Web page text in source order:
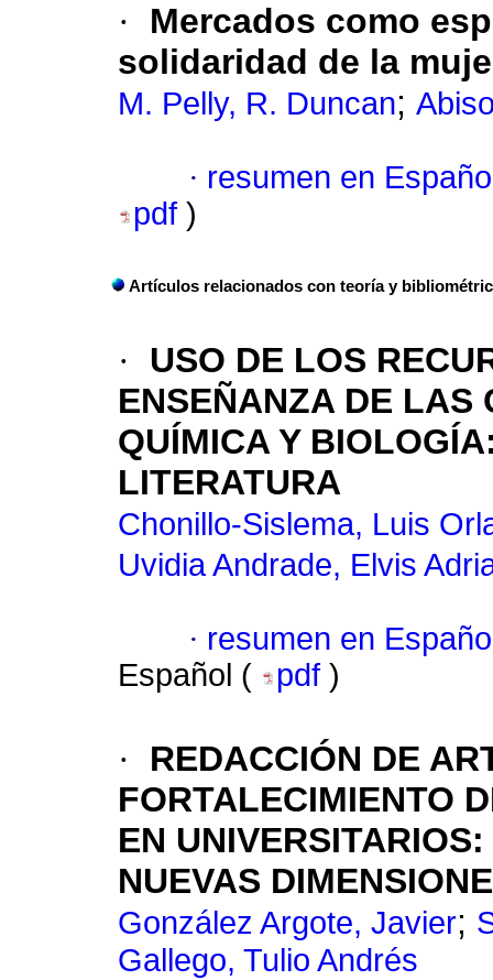
·
Mercados como
solidaridad de la
M. Pelly, R. Duncan;
· resumen en
pdf )
Artículos relacionados con teoría y
·
USO DE LOS
ENSEÑANZA DE LAS
QUÍMICA Y
LITERATURA
Chonillo-Sislema, Luis
Uvidia Andrade, Elvis
· resumen en
Español (
pdf )
·
REDACCIÓN DE
FORTALECIMIENTO
EN
NUEVAS
González Argote, Javier;
Gallego, Tulio Andrés